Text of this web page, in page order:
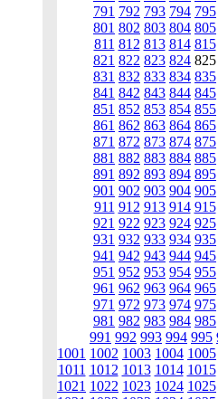
791 792 793 794 795
801 802 803 804 805
811 812 813 814 815
821 822 823 824
831 832 833 834 835
841 842 843 844 845
851 852 853 854 855
861 862 863 864 865
871 872 873 874 875
881 882 883 884 885
891 892 893 894 895
901 902 903 904 905
911 912 913 914 915
921 922 923 924 925
931 932 933 934 935
941 942 943 944 945
951 952 953 954 955
961 962 963 964 965
971 972 973 974 975
981 982 983 984 985
991 992 993 994 995
1001 1002 1003 1004 1005
1011 1012 1013 1014 1015
1021 1022 1023 1024 1025